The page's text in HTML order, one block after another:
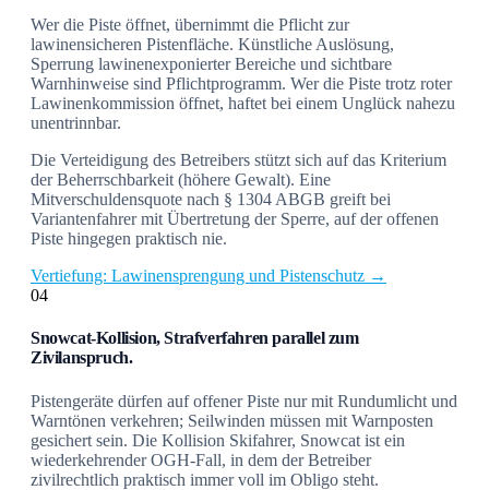
Wer die Piste öffnet, übernimmt die Pflicht zur
lawinensicheren Pistenfläche. Künstliche Auslösung,
Sperrung lawinenexponierter Bereiche und sichtbare
Warnhinweise sind Pflichtprogramm. Wer die Piste trotz roter
Lawinenkommission öffnet, haftet bei einem Unglück nahezu
unentrinnbar.
Die Verteidigung des Betreibers stützt sich auf das Kriterium
der Beherrschbarkeit (höhere Gewalt). Eine
Mitverschuldensquote nach § 1304 ABGB greift bei
Variantenfahrer mit Übertretung der Sperre, auf der offenen
Piste hingegen praktisch nie.
Vertiefung: Lawinensprengung und Pistenschutz →
04
Snowcat-Kollision, Strafverfahren parallel zum
Zivilanspruch.
Pistengeräte dürfen auf offener Piste nur mit Rundumlicht und
Warntönen verkehren; Seilwinden müssen mit Warnposten
gesichert sein. Die Kollision Skifahrer, Snowcat ist ein
wiederkehrender OGH-Fall, in dem der Betreiber
zivilrechtlich praktisch immer voll im Obligo steht.